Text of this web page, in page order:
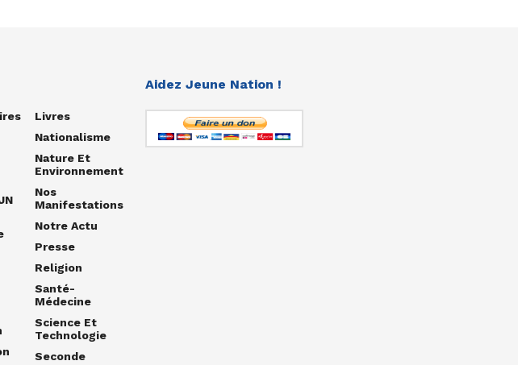
Livres
Nationalisme
Nature Et
Environnement
Nos
Manifestations
Notre Actu
Presse
Religion
Santé-
Médecine
Science Et
Technologie
Seconde
Aidez Jeune Nation !